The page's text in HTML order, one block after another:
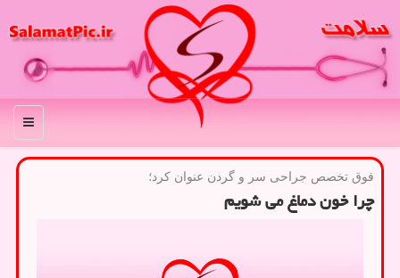
منو
فوق تخصص جراحی سر و گردن عنوان كرد؛
چرا خون دماغ می شویم